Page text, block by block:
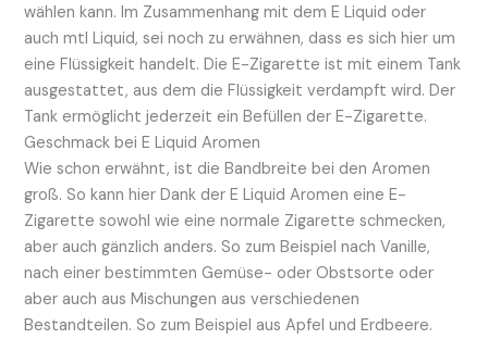
wählen kann. Im Zusammenhang mit dem E Liquid oder
auch mtl Liquid, sei noch zu erwähnen, dass es sich hier um
eine Flüssigkeit handelt. Die E-Zigarette ist mit einem Tank
ausgestattet, aus dem die Flüssigkeit verdampft wird. Der
Tank ermöglicht jederzeit ein Befüllen der E-Zigarette.
Geschmack bei E Liquid Aromen
Wie schon erwähnt, ist die Bandbreite bei den Aromen
groß. So kann hier Dank der E Liquid Aromen eine E-
Zigarette sowohl wie eine normale Zigarette schmecken,
aber auch gänzlich anders. So zum Beispiel nach Vanille,
nach einer bestimmten Gemüse- oder Obstsorte oder
aber auch aus Mischungen aus verschiedenen
Bestandteilen. So zum Beispiel aus Apfel und Erdbeere.